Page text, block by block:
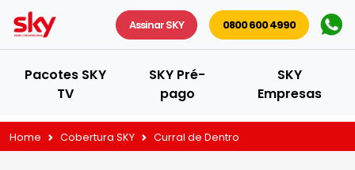
Assinar SKY 0800 600 4990
Pacotes SKY
TV
SKY Pré-
pago
SKY
Empresas
Home Cobertura SKY Curral de Dentro